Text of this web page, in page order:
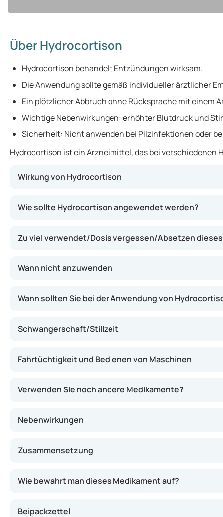
Über Hydrocortison
Hydrocortison behandelt Entzündungen wirksam.
Die Anwendung sollte gemäß individueller ärztlicher
Ein plötzlicher Abbruch ohne Rücksprache mit einem
Wichtige Nebenwirkungen: erhöhter Blutdruck und
Sicherheit: Nicht anwenden bei Pilzinfektionen oder
Hydrocortison ist ein Arzneimittel, das bei verschiedenen
Wirkung von Hydrocortison
Wie sollte Hydrocortison angewendet werden?
Zu viel verwendet/Dosis vergessen/Absetzen
Wann nicht anzuwenden
Wann sollten Sie bei der Anwendung von
Schwangerschaft/Stillzeit
Fahrtüchtigkeit und Bedienen von Maschinen
Verwenden Sie noch andere Medikamente?
Nebenwirkungen
Zusammensetzung
Wie bewahrt man dieses Medikament auf?
Beipackzettel